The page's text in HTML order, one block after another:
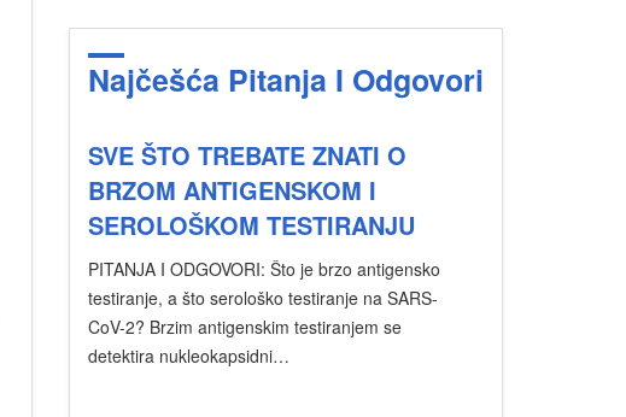
Najčešća Pitanja I Odgovori
SVE ŠTO TREBATE ZNATI O
BRZOM ANTIGENSKOM I
SEROLOŠKOM TESTIRANJU
PITANJA I ODGOVORI: Što je brzo antigensko
testiranje, a što serološko testiranje na SARS-
CoV-2? Brzim antigenskim testiranjem se
detektira nukleokapsidni…